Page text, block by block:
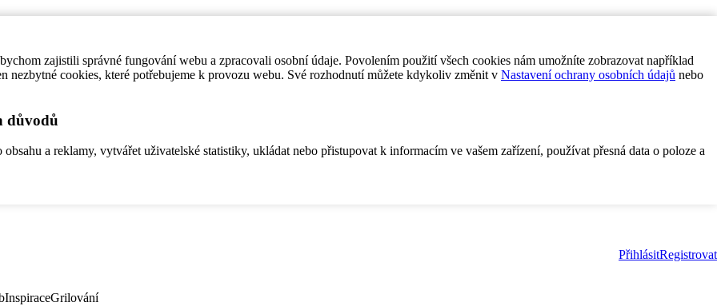
zajistili správné fungování webu a zpracovali osobní údaje. Povolením použití všech cookies nám umožníte zobrazovat například
nezbytné cookies, které potřebujeme k provozu webu. Své rozhodnutí můžete kdykoliv změnit v Nastavení ochrany osobních údajů nebo
důvodů
a reklamy, vytvářet uživatelské statistiky, ukládat nebo přistupovat k informacím ve vašem zařízení, používat přesná data o poloze a
PřihlásitRegistrovat
InspiraceGrilování